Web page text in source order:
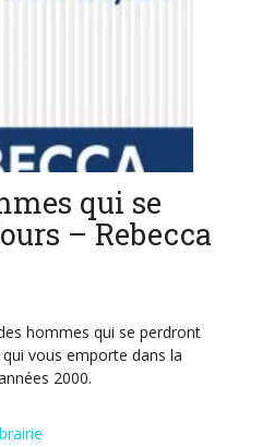
qui se
– Rebecca
hommes qui se perdront
vous emporte dans la
2000.